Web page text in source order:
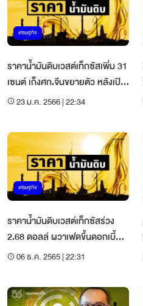
เศรษฐกิจ
ราคาน้ำมันดิบเวสต์เท็กซัสเพิ่ม 31
เซนต์ เก็งศก.จีนขยายตัว หลังเปิด
ประเทศ
23 ม.ค. 2566 | 22:34
เศรษฐกิจ
ราคาน้ำมันดิบเวสต์เท็กซัสร่วง
2.68 ดอลล์ ผวาเฟดขึ้นดอกเบี้ย
ทุบเศรษฐกิจ
06 ธ.ค. 2565 | 22:31